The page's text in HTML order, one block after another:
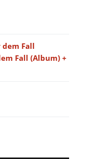
Fall (Album) +